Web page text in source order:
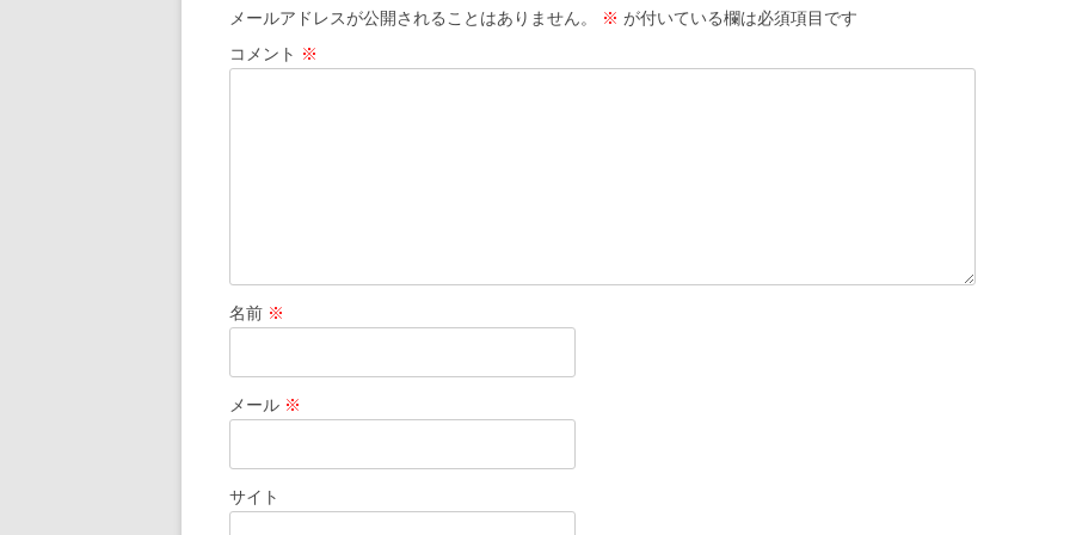
ゲ
ー
シ
メールアドレスが公開されることはありません。 ※ が付いている欄は必須項目です
コメント ※
名前 ※
メール ※
サイト